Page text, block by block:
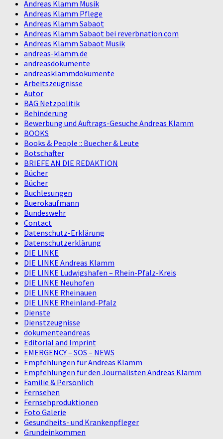
Andreas Klamm Musik
Andreas Klamm Pflege
Andreas Klamm Sabaot
Andreas Klamm Sabaot bei reverbnation.com
Andreas Klamm Sabaot Musik
andreas-klamm.de
andreasdokumente
andreasklammdokumente
Arbeitszeugnisse
Autor
BAG Netzpolitik
Behinderung
Bewerbung und Auftrags-Gesuche Andreas Klamm
BOOKS
Books & People :: Buecher & Leute
Botschafter
BRIEFE AN DIE REDAKTION
Bücher
Bücher
Buchlesungen
Buerokaufmann
Bundeswehr
Contact
Datenschutz-Erklärung
Datenschutzerklärung
DIE LINKE
DIE LINKE Andreas Klamm
DIE LINKE Ludwigshafen – Rhein-Pfalz-Kreis
DIE LINKE Neuhofen
DIE LINKE Rheinauen
DIE LINKE Rheinland-Pfalz
Dienste
Dienstzeugnisse
dokumenteandreas
Editorial and Imprint
EMERGENCY – SOS – NEWS
Empfehlungen für Andreas Klamm
Empfehlungen für den Journalisten Andreas Klamm
Familie & Persönlich
Fernsehen
Fernsehproduktionen
Foto Galerie
Gesundheits- und Krankenpfleger
Grundeinkommen